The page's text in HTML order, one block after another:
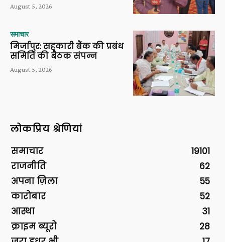
August 5, 2026
समाचार
मिर्जापुर: सहकारी बैंक की प्रबंध
समिति की बैठक संपन्न
August 5, 2026
लोकप्रिय श्रेणियां
समाचार
19101
राजनीति
62
अपना ज़िला
55
कारोबार
52
आस्था
31
क्राइम ब्यूरो
28